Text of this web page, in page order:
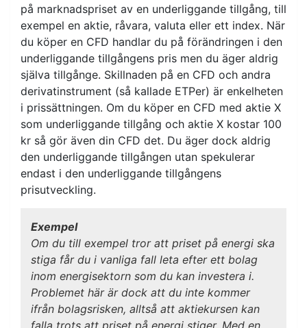
på marknadspriset av en underliggande tillgång, till
exempel en aktie, råvara, valuta eller ett index. När
du köper en CFD handlar du på förändringen i den
underliggande tillgångens pris men du äger aldrig
själva tillgånge. Skillnaden på en CFD och andra
derivatinstrument (så kallade ETPer) är enkelheten
i prissättningen. Om du köper en CFD med aktie X
som underliggande tillgång och aktie X kostar 100
kr så gör även din CFD det. Du äger dock aldrig
den underliggande tillgången utan spekulerar
endast i den underliggande tillgångens
prisutveckling.
Exempel
Om du till exempel tror att priset på energi ska
stiga får du i vanliga fall leta efter ett bolag
inom energisektorn som du kan investera i.
Problemet här är dock att du inte kommer
ifrån bolagsrisken, alltså att aktiekursen kan
falla trots att priset på energi stiger. Med en